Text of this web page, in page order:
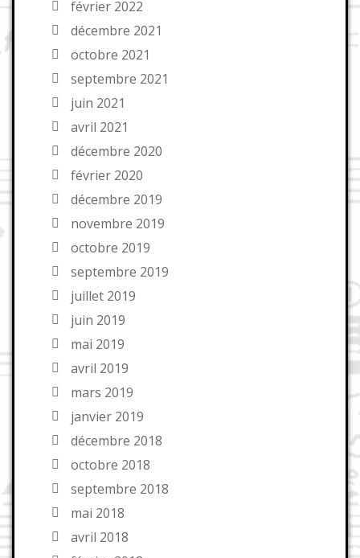
février 2022
décembre 2021
octobre 2021
septembre 2021
juin 2021
avril 2021
décembre 2020
février 2020
décembre 2019
novembre 2019
octobre 2019
septembre 2019
juillet 2019
juin 2019
mai 2019
avril 2019
mars 2019
janvier 2019
décembre 2018
octobre 2018
septembre 2018
mai 2018
avril 2018